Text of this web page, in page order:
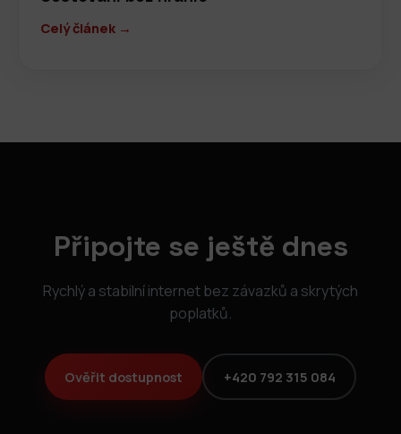
Celý článek →
Připojte se ještě dnes
Rychlý a stabilní internet bez závazků a skrytých
poplatků.
Ověřit dostupnost +420 792 315 084